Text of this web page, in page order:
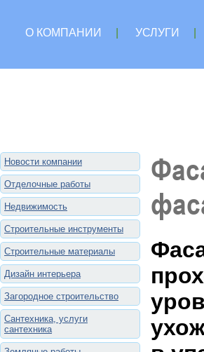
О КОМПАНИИ УСЛУГИ
Новости компании
Отделочные работы
Недвижимость
Строительные инструменты
Строительные материалы
Дизайн интерьера
Загородное строительство
Сантехника, услуги
сантехника